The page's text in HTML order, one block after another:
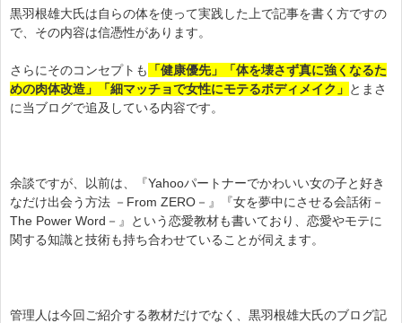
黒羽根雄大氏は自らの体を使って実践した上で記事を書く方ですの
で、その内容は信憑性があります。
さらにそのコンセプトも
「健康優先」「体を壊さず真に強くなるた
めの肉体改造」「細マッチョで女性にモテるボディメイク」 とまさ
に当ブログで追及している内容です。
余談ですが、以前は、『Yahooパートナーでかわいい女の子と好き
なだけ出会う方法 －From ZERO－』『女を夢中にさせる会話術－
The Power Word－』という恋愛教材も書いており、恋愛やモテに
関する知識と技術も持ち合わせていることが伺えます。
管理人は今回ご紹介する教材だけでなく、黒羽根雄大氏のブログ記